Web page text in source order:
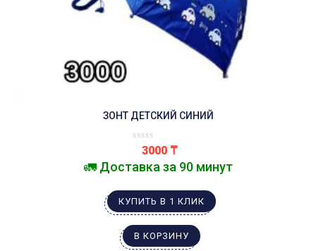
ЗОНТ ДЕТСКИЙ СИНИЙ
3000 ₸
🚛 Доставка за 90 минут
КУПИТЬ В 1 КЛИК
В КОРЗИНУ